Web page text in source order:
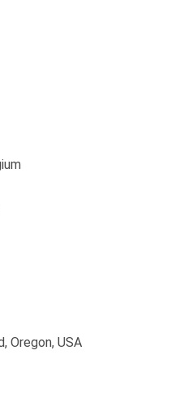
Oregon, USA